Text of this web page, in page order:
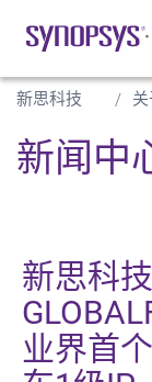
新思科技
新闻中
新思科
业界首